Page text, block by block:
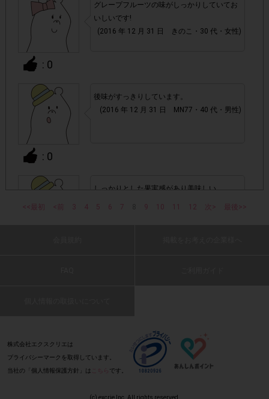
・店舗によって取扱いのない場合があります。予めご了承く
ださい。
・参加(申し込み)を回答前にしていただければ、募集人数が
上限に達しても、掲載期間内のアンケート回答が可能です。
・他サイトのテンタメを含め、1つのアンケートにつき1人1
回の参加とさせていただいております。
・悪質な投稿があった場合、
だくこともあります。
て、機種によってはアンケートに回答できない場合がござい
・購入できなかった/指定本数を購入できなかった場合
: 0
グレープフルーツの味がしっかりしていてお
いしいです!
(2016 年 12 月 31 日 きのこ・30 代・女性)
: 0
後味がすっきりしています。
(2016 年 12 月 31 日 MN77・40 代・男性)
しっかりとした果実感があり美味しい。
: 0
スッキリ爽やかです。
<<最初 <前 3 4 5 6 7 9 10 11 12 次> 最後>>
株式会社エクスクリエは
プライバシーマークを取得しています。
当社の「個人情報保護方針」は
です。
(c) excrie Inc. All rights reserved.